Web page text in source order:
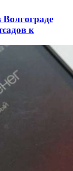
к
девушка
ножом
Центральном
переполох“